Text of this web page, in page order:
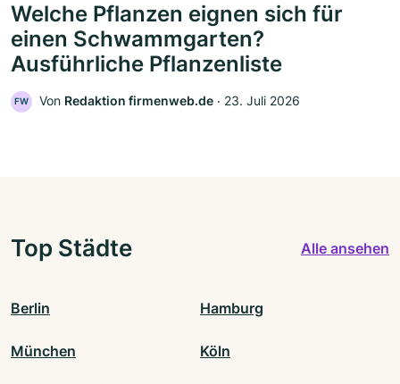
Welche Pflanzen eignen sich für
einen Schwammgarten?
Ausführliche Pflanzenliste
FW Von Redaktion firmenweb.de ‧ 23. Juli 2026
Top Städte Alle ansehen
Berlin Hamburg
München Köln